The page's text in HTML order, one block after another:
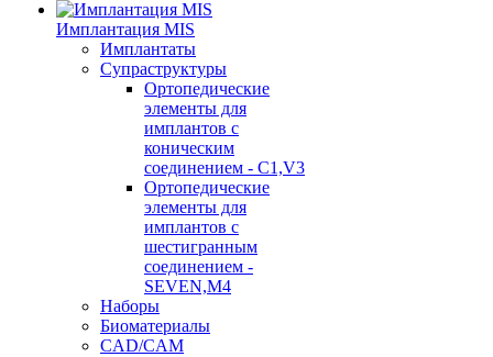
Имплантация MIS
Имплантаты
Супраструктуры
Ортопедические
элементы для
имплантов с
коническим
соединением - C1,V3
Ортопедические
элементы для
имплантов с
шестигранным
соединением -
SEVEN,M4
Наборы
Биоматериалы
CAD/CAM